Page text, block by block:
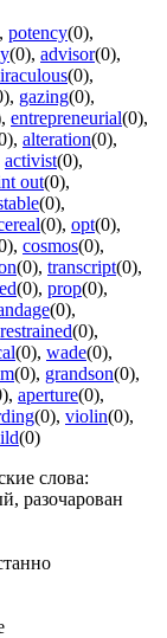
, potency(0),
(0), advisor(0),
(0),
, gazing(0),
, entrepreneurial(0),
, alteration(0),
activist(0),
out(0),
(0),
(0), opt(0),
, cosmos(0),
(0), transcript(0),
(0), prop(0),
(0),
restrained(0),
(0), wade(0),
(0), grandson(0),
, aperture(0),
(0), violin(0),
(0)
слова:
разочарован